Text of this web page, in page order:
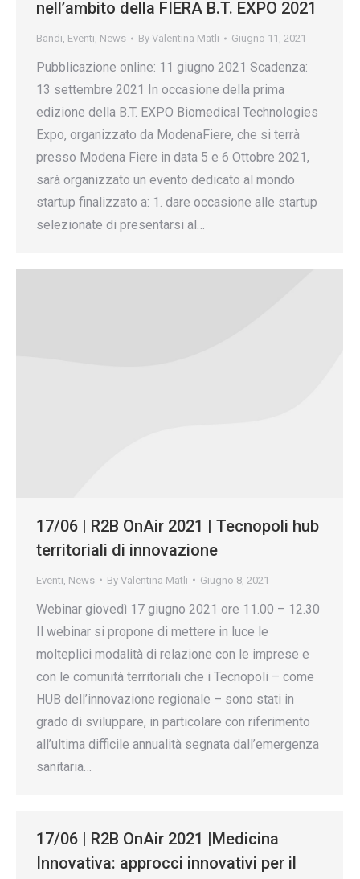
nell’ambito della FIERA B.T. EXPO 2021
Bandi, Eventi, News By Valentina Matli Giugno 11, 2021
Pubblicazione online: 11 giugno 2021 Scadenza:
13 settembre 2021 In occasione della prima
edizione della B.T. EXPO Biomedical Technologies
Expo, organizzato da ModenaFiere, che si terrà
presso Modena Fiere in data 5 e 6 Ottobre 2021,
sarà organizzato un evento dedicato al mondo
startup finalizzato a: 1. dare occasione alle startup
selezionate di presentarsi al…
17/06 | R2B OnAir 2021 | Tecnopoli hub
territoriali di innovazione
Eventi News By Valentina Matli Giugno 8, 2021
Webinar giovedì 17 giugno 2021 ore 11.00 – 12.30
Il webinar si propone di mettere in luce le
molteplici modalità di relazione con le imprese e
con le comunità territoriali che i Tecnopoli – come
HUB dell’innovazione regionale – sono stati in
grado di sviluppare, in particolare con riferimento
all’ultima difficile annualità segnata dall’emergenza
sanitaria…
17/06 | R2B OnAir 2021 |Medicina
Innovativa: approcci innovativi per il